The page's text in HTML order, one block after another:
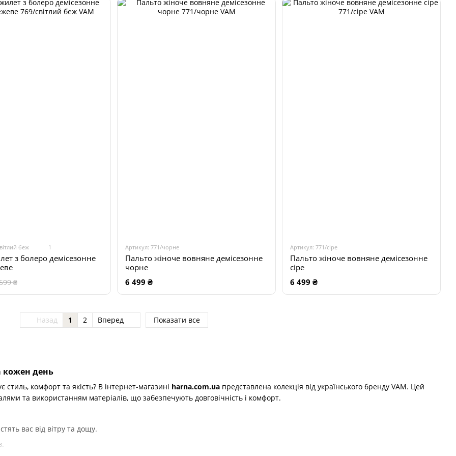
кожен день
комфорт та якість? В інтернет-магазині harna.com.ua представлена колекція від українського бренду VAM. Цей
та використанням матеріалів, що забезпечують довговічність і комфорт.
вас від вітру та дощу.
беж 1
з болеро демісезонне
₴
Артикул: 771/чорне
Пальто жіноче вовняне демісезонне
чорне
6 499 ₴
Артикул: 771/сіре
Пальто жіноче вовняне демісезонне
сіре
6 499 ₴
Назад 1 2 Вперед Показати все